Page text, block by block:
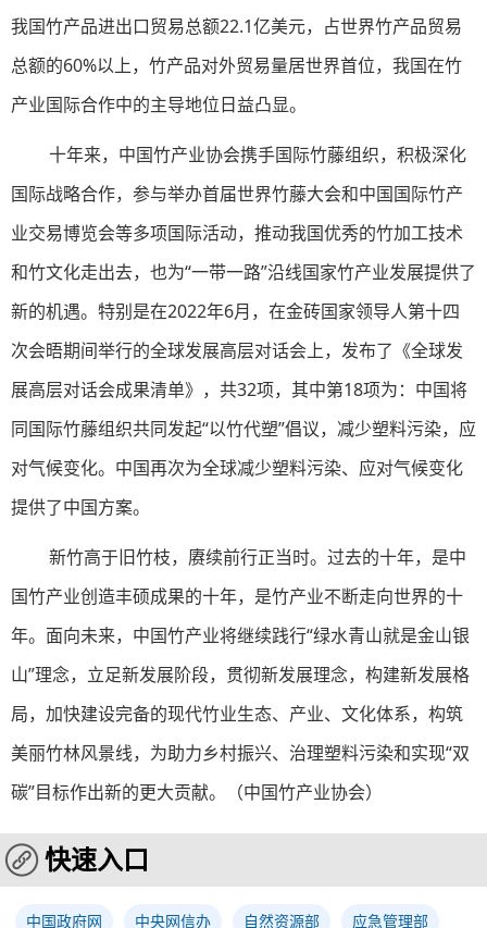
我国竹产品进出口贸易总额22.1亿美元，占世界竹产品贸易
总额的60%以上，竹产品对外贸易量居世界首位，我国在竹
产业国际合作中的主导地位日益凸显。
十年来，中国竹产业协会携手国际竹藤组织，积极深化
国际战略合作，参与举办首届世界竹藤大会和中国国际竹产
业交易博览会等多项国际活动，推动我国优秀的竹加工技术
和竹文化走出去，也为“一带一路”沿线国家竹产业发展提供了
新的机遇。特别是在2022年6月，在金砖国家领导人第十四
次会晤期间举行的全球发展高层对话会上，发布了《全球发
展高层对话会成果清单》，共32项，其中第18项为：中国将
同国际竹藤组织共同发起“以竹代塑”倡议，减少塑料污染，应
对气候变化。中国再次为全球减少塑料污染、应对气候变化
提供了中国方案。
新竹高于旧竹枝，赓续前行正当时。过去的十年，是中
国竹产业创造丰硕成果的十年，是竹产业不断走向世界的十
年。面向未来，中国竹产业将继续践行“绿水青山就是金山银
山”理念，立足新发展阶段，贯彻新发展理念，构建新发展格
局，加快建设完备的现代竹业生态、产业、文化体系，构筑
美丽竹林风景线，为助力乡村振兴、治理塑料污染和实现“双
碳”目标作出新的更大贡献。（中国竹产业协会）
快速入口
中国政府网 中央网信办 自然资源部 应急管理部